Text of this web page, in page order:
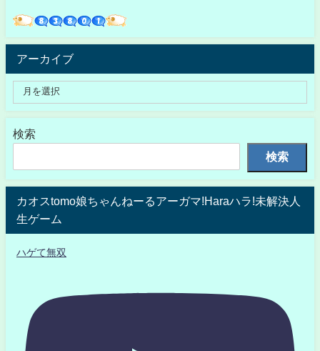
アーカイブ
検索
検索
カオスtomo娘ちゃんねーるアーガマ!Haraハラ!未解決人
生ゲーム
ハゲて無双